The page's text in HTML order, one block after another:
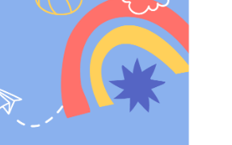
성실납세